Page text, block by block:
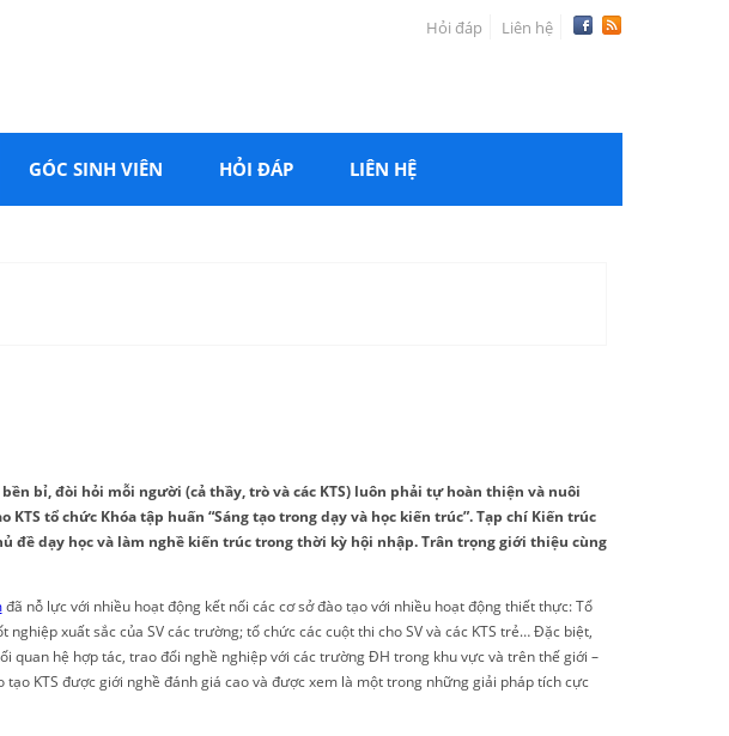
Hỏi đáp Liên hệ
GÓC SINH VIÊN HỎI ĐÁP LIÊN HỆ
bỉ, đòi hỏi mỗi người (cả thầy, trò và các KTS) luôn phải tự hoàn thiện và nuôi
tổ chức Khóa tập huấn “Sáng tạo trong dạy và học kiến trúc”. Tạp chí Kiến trúc
đề dạy học và làm nghề kiến trúc trong thời kỳ hội nhập. Trân trọng giới thiệu cùng
đã nỗ lực với nhiều hoạt động kết nối các cơ sở đào tạo với nhiều hoạt động thiết thực: Tổ
xuất sắc của SV các trường; tổ chức các cuột thi cho SV và các KTS trẻ… Đặc biệt,
quan hệ hợp tác, trao đổi nghề nghiệp với các trường ĐH trong khu vực và trên thế giới –
KTS được giới nghề đánh giá cao và được xem là một trong những giải pháp tích cực